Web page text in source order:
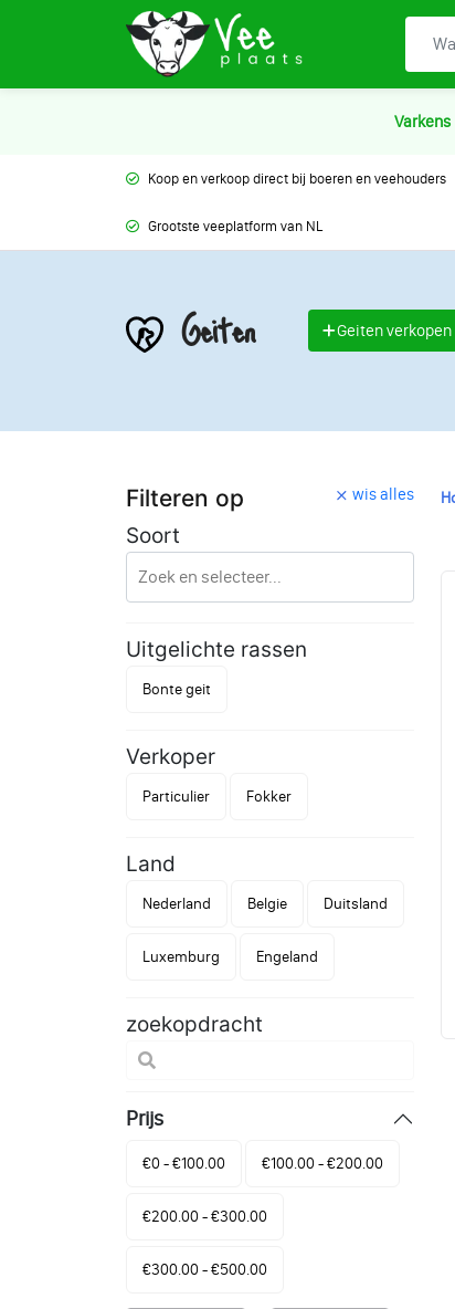
Varkens
Koop en verkoop direct bij boeren en veehouders
Grootste veeplatform van NL
Geiten Geiten verkopen
Filteren op wis alles
Soort
Uitgelichte rassen
Bonte geit
Verkoper
Particulier Fokker
Land
Nederland Belgie Duitsland
Luxemburg Engeland
zoekopdracht
Prijs
€0 - €100.00 €100.00 - €200.00
€200.00 - €300.00
€300.00 - €500.00